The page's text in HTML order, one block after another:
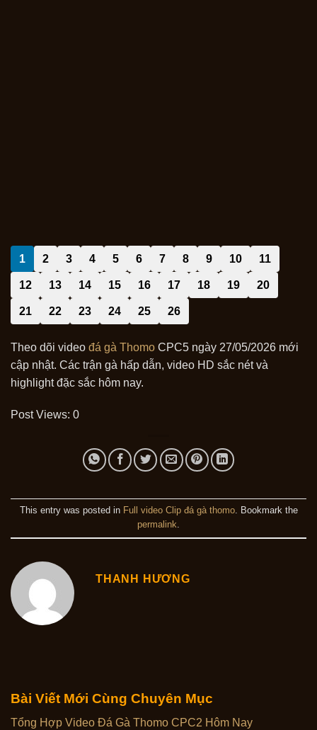
Bài Viết Mới Cùng Chuyên Mục
Tổng Hợp Video Đá Gà Thomo CPC2 Hôm Nay
1 2 3 4 5 6 7 8 9 10 11
12 13 14 15 16 17 18 19 20
21 22 23 24 25 26
Theo dõi video đá gà Thomo CPC5 ngày 27/05/2026 mới
cập nhật. Các trận gà hấp dẫn, video HD sắc nét và
highlight đặc sắc hôm nay.
Post Views: 0
This entry was posted in Full video Clip đá gà thomo. Bookmark the
permalink
THANH HƯƠNG